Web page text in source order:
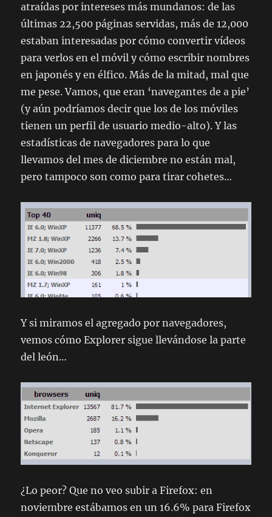
atraídas por intereses más mundanos: de las
últimas 22,500 páginas servidas, más de 12,000
estaban interesadas por cómo convertir vídeos
para verlos en el móvil y cómo escribir nombres
en japonés y en élfico. Más de la mitad, mal que
me pese. Vamos, que eran ‘navegantes de a pie’
(y aún podríamos decir que los de los móviles
tienen un perfil de usuario medio-alto). Y las
estadísticas de navegadores para lo que
llevamos del mes de diciembre no están mal,
pero tampoco son como para tirar cohetes…
Y si miramos el agregado por navegadores,
vemos cómo Explorer sigue llevándose la parte
del león…
¿Lo peor? Que no veo subir a Firefox: en
noviembre estábamos en un 16.6% para Firefox